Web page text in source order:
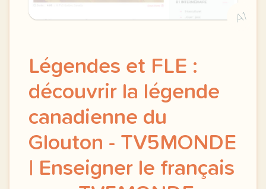
A1
Légendes et FLE :
découvrir la légende
canadienne du
Glouton - TV5MONDE
| Enseigner le français